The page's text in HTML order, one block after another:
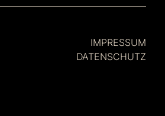
IMPRESSUM
DATENSCHUTZ